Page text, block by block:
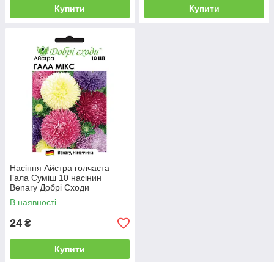
Купити Купити
Насіння Айстра голчаста
Гала Суміш 10 насінин
Benary Добрі Сходи
В наявності
24 ₴
Купити